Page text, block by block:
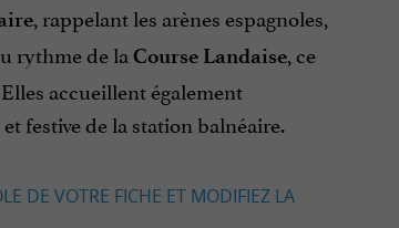
, rappelant les arènes espagnoles,
rythme de la Course Landaise, ce
accueillent également
festive de la station balnéaire.
DE VOTRE FICHE ET MODIFIEZ LA